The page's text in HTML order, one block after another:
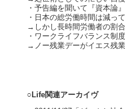
・予告編を聞いて『資本論
・日本の総労働時間は減っ
→しかし長時間労働者の割
・ワークライフバランス制
→ノー残業デーがイエス残
○Life関連アーカイヴ